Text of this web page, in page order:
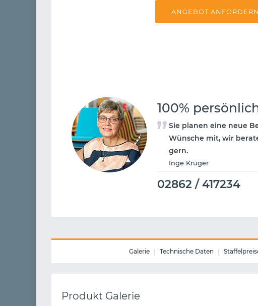
ANGEBOT ANFORDERN
100%
Sie planen eine neue
Wünsche mit, wir
gern.
Inge Krüger
02862 / 417234
Galerie Technische Daten
Produkt Galerie